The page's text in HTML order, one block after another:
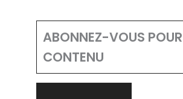
ABONNEZ-VOUS
CONTENU